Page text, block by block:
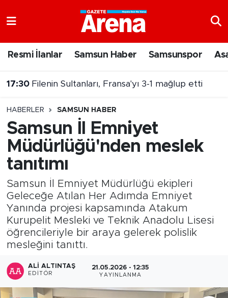
Resmi İlanlar Samsun Haber Samsunspor
17:30 Filenin Sultanları, Fransa'yı 3-1 mağlup etti
HABERLER SAMSUN HABER
Samsun İl Emniyet
Müdürlüğü'nden meslek
tanıtımı
Samsun İl Emniyet Müdürlüğü ekipleri
Geleceğe Atılan Her Adımda Emniyet
Yanında projesi kapsamında Atakum
Kurupelit Mesleki ve Teknik Anadolu Lisesi
öğrencileriyle bir araya gelerek polislik
mesleğini tanıttı.
ALI ALTINTAŞ
EDITÖR
21.05.2026 - 12:35
YAYINLANMA
Samsun Namaz Vakitleri
Trafik Durumu
Süper Lig Puan Durumu ve Fikstür
Tüm Manşetler
Son Dakika Haberleri
Haber Arşivi